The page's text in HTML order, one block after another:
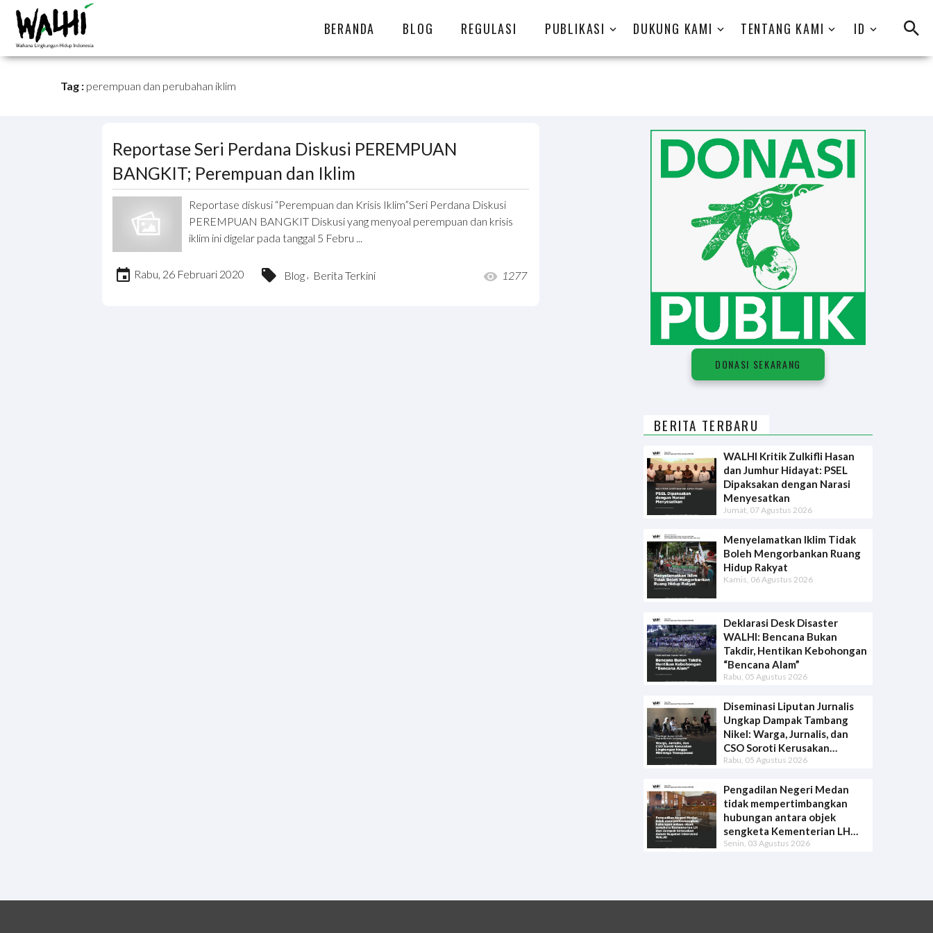
BERANDA BLOG REGULASI PUBLIKASI DUKUNG KAMI TENTANG KAMI ID
Tag : perempuan dan perubahan iklim
Reportase Seri Perdana Diskusi PEREMPUAN
BANGKIT; Perempuan dan Iklim
Reportase diskusi “Perempuan dan Krisis Iklim”Seri Perdana Diskusi
PEREMPUAN BANGKIT Diskusi yang menyoal perempuan dan krisis
iklim ini digelar pada tanggal 5 Febru ...
Rabu, 26 Februari 2020 Blog , Berita Terkini 1277
DONASI SEKARANG
BERITA TERBARU
WALHI Kritik Zulkifli Hasan
dan Jumhur Hidayat: PSEL
Dipaksakan dengan Narasi
Menyesatkan
Jumat, 07 Agustus 2026
Menyelamatkan Iklim Tidak
Boleh Mengorbankan Ruang
Hidup Rakyat
Kamis, 06 Agustus 2026
Deklarasi Desk Disaster
WALHI: Bencana Bukan
Takdir, Hentikan Kebohongan
“Bencana Alam”
Rabu, 05 Agustus 2026
Diseminasi Liputan Jurnalis
Ungkap Dampak Tambang
Nikel: Warga, Jurnalis, dan
CSO Soroti Kerusakan
Lingkungan hingga Minimnya
Rabu, 05 Agustus 2026
Pengadilan Negeri Medan
tidak mempertimbangkan
hubungan antara objek
sengketa Kementerian LH
dan dampak kerusakan dalam
Senin, 03 Agustus 2026